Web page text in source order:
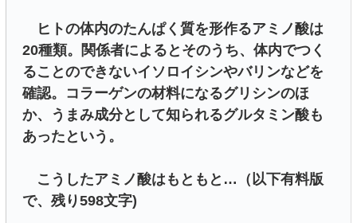
ヒトの体内のたんぱく質を形作るアミノ酸は
20種類。関係者によるとそのうち、体内でつく
ることのできないイソロイシンやバリンなどを
確認。コラーゲンの材料になるグリシンのほ
か、うまみ成分として知られるグルタミン酸も
あったという。
こうしたアミノ酸はもともと…（以下有料版
で、残り598文字)